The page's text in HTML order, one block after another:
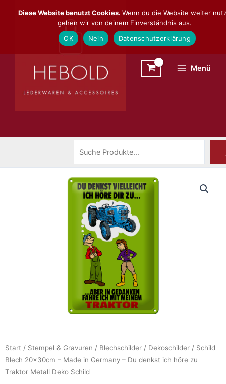
Inhalt
Menü
Start / Stempel & Gravuren / Blechschilder / Dekoschilder / Schild
Blech 20x30cm – Made in Germany – Du denkst ich höre zu
Traktor Metall Deko Schild
Diese Website benutzt Cookies. Wenn du die Website weiter
gehen wir von deinem Einverständnis aus.
OK
Nein Datenschutzerklärung